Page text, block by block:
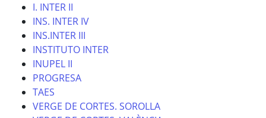
I. INTER II
INS. INTER IV
INS.INTER III
INSTITUTO INTER
INUPEL II
PROGRESA
TAES
VERGE DE CORTES. SOROLLA